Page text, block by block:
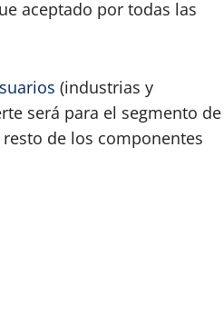
aceptado por todas las
(industrias y
será para el segmento de
de los componentes